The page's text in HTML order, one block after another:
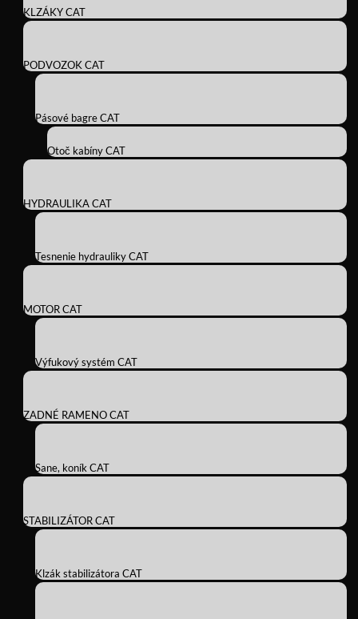
KLZÁKY CAT
PODVOZOK CAT
Pásové bagre CAT
Otoč kabíny CAT
HYDRAULIKA CAT
Tesnenie hydrauliky CAT
MOTOR CAT
Výfukový systém CAT
ZADNÉ RAMENO CAT
Sane, koník CAT
STABILIZÁTOR CAT
Klzák stabilizátora CAT